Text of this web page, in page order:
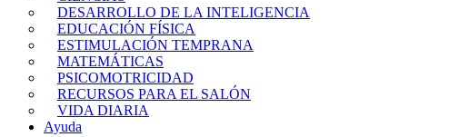
DESARROLLO DE LA INTELIGENCIA
EDUCACIÓN FÍSICA
ESTIMULACIÓN TEMPRANA
MATEMÁTICAS
PSICOMOTRICIDAD
RECURSOS PARA EL SALÓN
VIDA DIARIA
Ayuda